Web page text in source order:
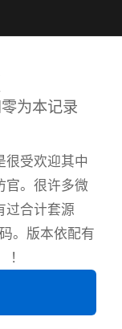
为本记录
很受欢迎其中
官。很许多微
过合计套源
。版本依配有
！